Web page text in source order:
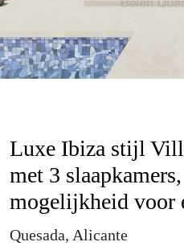
Luxe Ibiza stijl
met 3
mogelijkheid voor
Quesada, Alicante